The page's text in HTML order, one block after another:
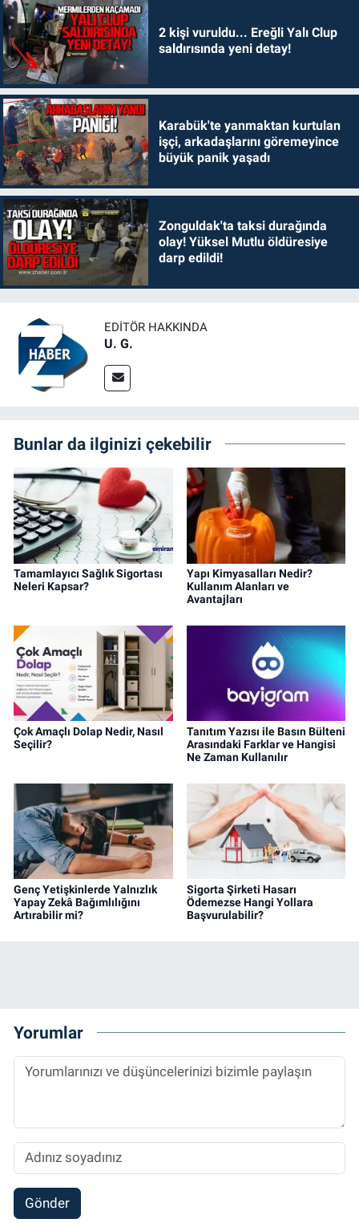
2 kişi vuruldu... Ereğli Yalı Clup
saldırısında yeni detay!
Karabük'te yanmaktan kurtulan
işçi, arkadaşlarını göremeyince
büyük panik yaşadı
Zonguldak'ta taksi durağında
olay! Yüksel Mutlu öldüresiye
darp edildi!
EDITÖR HAKKINDA
U. G.
Bunlar da ilginizi çekebilir
Tamamlayıcı Sağlık Sigortası
Neleri Kapsar?
Yapı Kimyasalları Nedir?
Kullanım Alanları ve
Avantajları
Çok Amaçlı Dolap Nedir, Nasıl
Seçilir?
Tanıtım Yazısı ile Basın Bülteni
Arasındaki Farklar ve Hangisi
Ne Zaman Kullanılır
Genç Yetişkinlerde Yalnızlık
Yapay Zekâ Bağımlılığını
Artırabilir mi?
Sigorta Şirketi Hasarı
Ödemezse Hangi Yollara
Başvurulabilir?
Yorumlar
Gönder